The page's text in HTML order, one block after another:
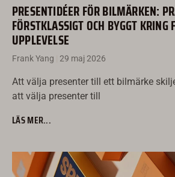
PRESENTIDÉER FÖR BILMÄRKEN:
FÖRSTKLASSIGT OCH BYGGT KRING
UPPLEVELSE
Frank Yang 29 maj 2026
Att välja presenter till ett bilmärke
att välja presenter till
LÄS MER...